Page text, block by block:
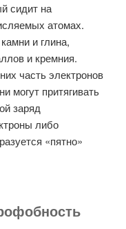
сидит на
атомах.
и глина,
и кремния.
часть электронов
могут притягивать
заряд
либо
«пятно»